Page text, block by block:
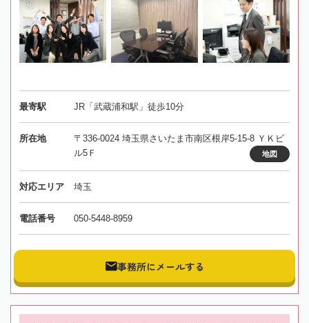
最寄駅 JR「武蔵浦和駅」徒歩10分
所在地
〒336-0024 埼玉県さいたま市南区根岸5-15-8 ＹＫビ
ル5Ｆ
地図
対応エリア 埼玉
電話番号 050-5448-8959
事務所にメールする